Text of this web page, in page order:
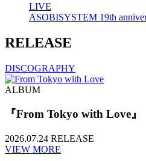
LIVE
ASOBISYSTEM 19th
RELEASE
DISCOGRAPHY
ALBUM
『From Tokyo with Love』
2026.07.24 RELEASE
VIEW MORE